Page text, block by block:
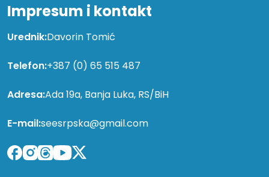
Impresum i kontakt
Urednik:Davorin Tomić
Telefon:+387 (0) 65 515 487
Adresa:Ada 19a, Banja Luka, RS/BiH
E-mail:seesrpska@gmail.com